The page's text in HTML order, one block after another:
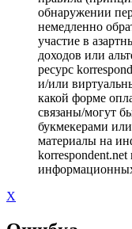
обнаружении
немедленно
участие в
доходов или
ресурс
и/или
какой форме
связаны/могут
букмекерами
материалы на
X